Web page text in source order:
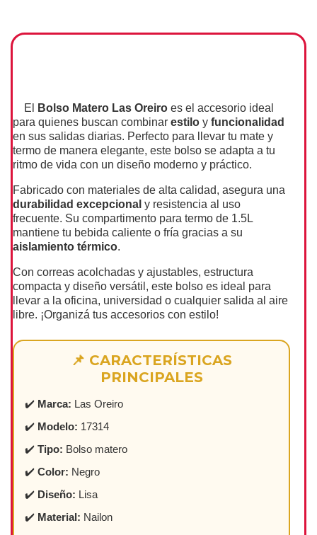
El Bolso Matero Las Oreiro es el accesorio ideal
para quienes buscan combinar estilo y funcionalidad
en sus salidas diarias. Perfecto para llevar tu mate y
termo de manera elegante, este bolso se adapta a tu
ritmo de vida con un diseño moderno y práctico.
Fabricado con materiales de alta calidad, asegura una
durabilidad excepcional y resistencia al uso
frecuente. Su compartimento para termo de 1.5L
mantiene tu bebida caliente o fría gracias a su
aislamiento térmico.
Con correas acolchadas y ajustables, estructura
compacta y diseño versátil, este bolso es ideal para
llevar a la oficina, universidad o cualquier salida al aire
libre. ¡Organizá tus accesorios con estilo!
📌 CARACTERÍSTICAS
PRINCIPALES
✔️ Marca: Las Oreiro
✔️ Modelo: 17314
✔️ Tipo: Bolso matero
✔️ Color: Negro
✔️ Diseño: Lisa
✔️ Material: Nailon